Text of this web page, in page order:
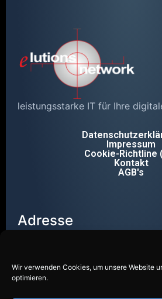
Wir verwenden Cookies, um unsere Website
optimieren.
leistungsstarke IT für Ihre
Impressum
Cookie-Richtline
Kontakt
AGB's
Adresse
Telefon
+49 6851 8000-20
Email